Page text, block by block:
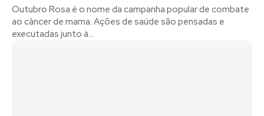
Outubro Rosa é o nome da campanha popular de combate
ao câncer de mama. Ações de saúde são pensadas e
executadas junto à...